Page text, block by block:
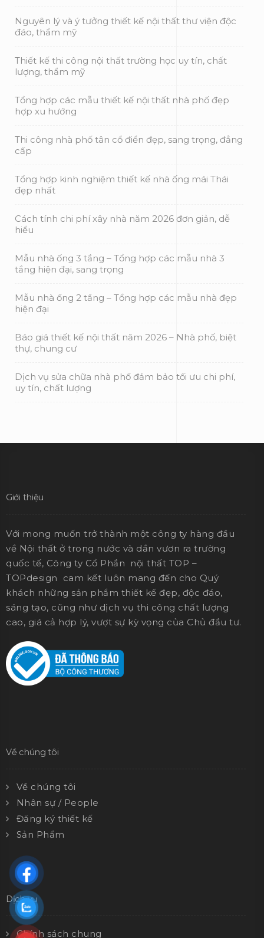
Thi công nhà phố tân cổ điển đẹp, sang trọng, đẳng
cấp
Tổng hợp kinh nghiệm thiết kế nhà ống mái Thái
đẹp nhất
Cách tính chi phí xây nhà năm 2026 đơn giản, dễ
hiểu
Mẫu nhà ống 3 tầng – Tổng hợp các mẫu nhà 3
tầng hiện đại, sang trọng
Mẫu nhà ống 2 tầng – Tổng hợp các mẫu nhà đẹp
hiện đại
Báo giá thiết kế nội thất năm 2026 – Nhà phố, biệt
thự, chung cư
Dịch vụ sửa chữa nhà phố đảm bảo tối ưu chi phí,
uy tín, chất lượng
Giới thiệu
sáng tạo, cũng như dịch vụ thi công chất lượng
Về chúng tôi
Nhân sự / People
Dịch vụ
Chính sách chung
Chính sách bảo mật thông tin
Chính sách bảo hành
Chính sách đổi trả